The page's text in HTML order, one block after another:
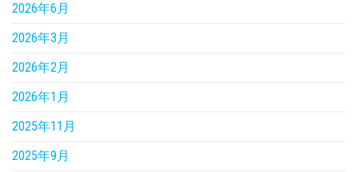
2026年6月
2026年3月
2026年2月
2026年1月
2025年11月
2025年9月